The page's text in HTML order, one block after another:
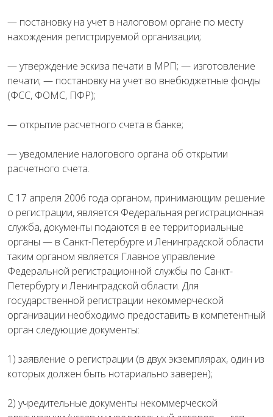
— постановку на учет в налоговом органе по месту
нахождения регистрируемой организации;
— утверждение эскиза печати в МРП; — изготовление
печати; — постановку на учет во внебюджетные фонды
(ФСС, ФОМС, ПФР);
— открытие расчетного счета в банке;
— уведомление налогового органа об открытии
расчетного счета.
С 17 апреля 2006 года органом, принимающим решение
о регистрации, является Федеральная регистрационная
служба, документы подаются в ее территориальные
органы — в Санкт-Петербурге и Ленинградской области
таким органом является Главное управление
Федеральной регистрационной службы по Санкт-
Петербургу и Ленинградской области. Для
государственной регистрации некоммерческой
организации необходимо предоставить в компетентный
орган следующие документы:
1) заявление о регистрации (в двух экземплярах, один из
которых должен быть нотариально заверен);
2) учредительные документы некоммерческой